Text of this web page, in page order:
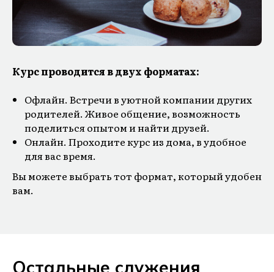
Курс проводится в двух форматах:
Офлайн. Встречи в уютной компании других
родителей. Живое общение, возможность
поделиться опытом и найти друзей.
Онлайн. Проходите курс из дома, в удобное
для вас время.
Вы можете выбрать тот формат, который удобен
вам.
Остальные служения